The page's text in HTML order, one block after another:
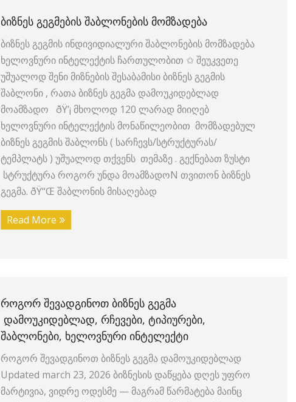
ᲑᲘᲖᲜᲔᲡ ᲒᲔᲒᲛᲔᲑᲘᲡ ᲨᲐᲑᲚᲝᲜᲔᲑᲘᲡ ᲛᲝᲛᲖᲐᲓᲔᲑᲐ
ბიზნეს გეგმის ინდივიდიალური შაბლონების მომზადება
ხელოვნური ინტელექტის ჩართულობით ✩ შეუკვეთე
უშუალოდ შენი მიზნების შესაბამისი ბიზნეს გეგმის
შაბლონი , რათა ბიზნეს გეგმა დამოუკიდებლად
მოამზადო ðŸ’¡ მხოლოდ 120 ლარად მიიღებ
ხელოვნური ინტელექტის მონაწილეობით მომზადებულ
ბიზნეს გეგმის შაბლონს ( სარჩევს/სტრუქტურას/
ტემპლატს ) უშუალოდ თქვენს თემაზე . გექნებათ ზუსტი
სტრუქტურა როგორ უნდა მოამზადოN თვითონ ბიზნეს
გეგმა. ðŸ“Œ შაბლონის მისაღებად
Read More
ᲠᲝᲒᲝᲠ ᲨᲔᲕᲐᲓᲒᲘᲜᲝᲗ ᲑᲘᲖᲜᲔᲡ ᲒᲔᲒᲛᲐ
ᲓᲐᲛᲝᲣᲙᲘᲓᲔᲑᲚᲐᲓ, ᲠᲩᲔᲕᲔᲑᲘ, ᲢᲘᲞᲘᲣᲠᲔᲑᲘ,
ᲨᲐᲑᲚᲝᲜᲔᲑᲘ, ᲮᲔᲚᲝᲕᲜᲣᲠᲘ ᲘᲜᲢᲔᲚᲔᲥᲢᲘ
როგორ შევადგინოთ ბიზნეს გეგმა დამოუკიდებლად
Updated march 23, 2026 ბიზნესის დაწყება დღეს უფრო
მარტივია, ვიდრე ოდესმე — მაგრამ წარმატება მაინც